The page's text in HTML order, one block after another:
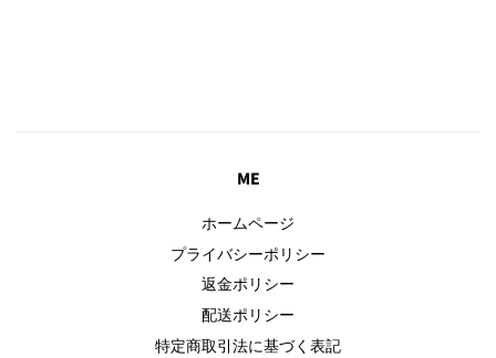
ME
ホームページ
プライバシーポリシー
返金ポリシー
配送ポリシー
特定商取引法に基づく表記